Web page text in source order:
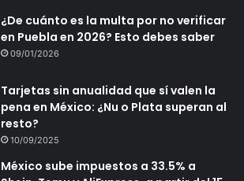
¿De cuánto es la multa por no verificar
en Puebla en 2026? Esto debes saber
09/01/2026
Tarjetas sin anualidad que sí valen la
pena en México: ¿Nu o Plata superan al
resto?
10/09/2025
México sube impuestos a 33.5% a